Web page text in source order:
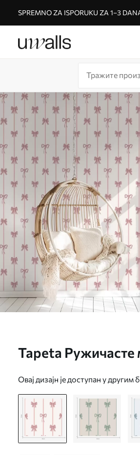
SPREMNO ZA ISPORUKU ZA 1–3
Tapeta Ружичасте
Овај дизајн је доступан у другим